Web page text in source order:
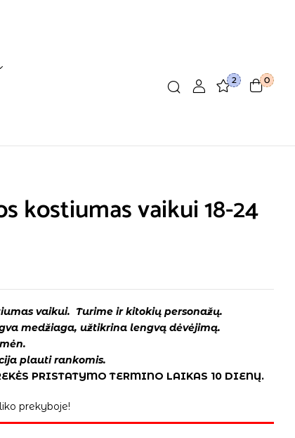
2 0
kostiumas vaikui 18-24
vaikui. Turime ir kitokių personažų.
medžiaga, užtikrina lengvą dėvėjimą.
plauti rankomis.
PRISTATYMO TERMINO LAIKAS 10 DIENŲ.
liko prekyboje!